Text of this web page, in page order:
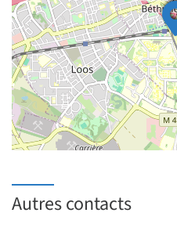
Autres contacts